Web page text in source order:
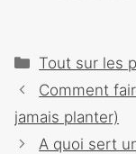
Catégories
Tout sur les
Navigation
des
articles
Comment
jamais planter)
A quoi sert